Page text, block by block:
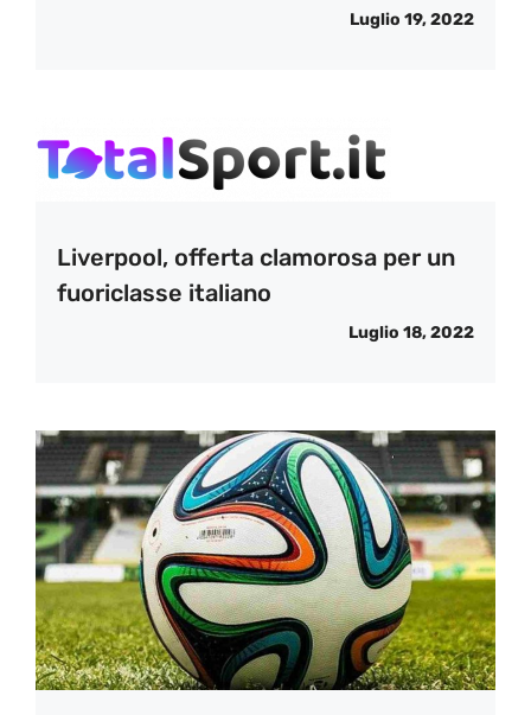
Luglio 19, 2022
Liverpool, offerta clamorosa per un
fuoriclasse italiano
Luglio 18, 2022